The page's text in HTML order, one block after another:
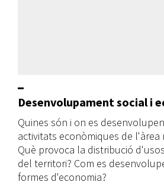
Desenvolupament social i
Quines són i on es
activitats econòmiques de
Què provoca la distribució
del territori? Com es
formes d'economia?